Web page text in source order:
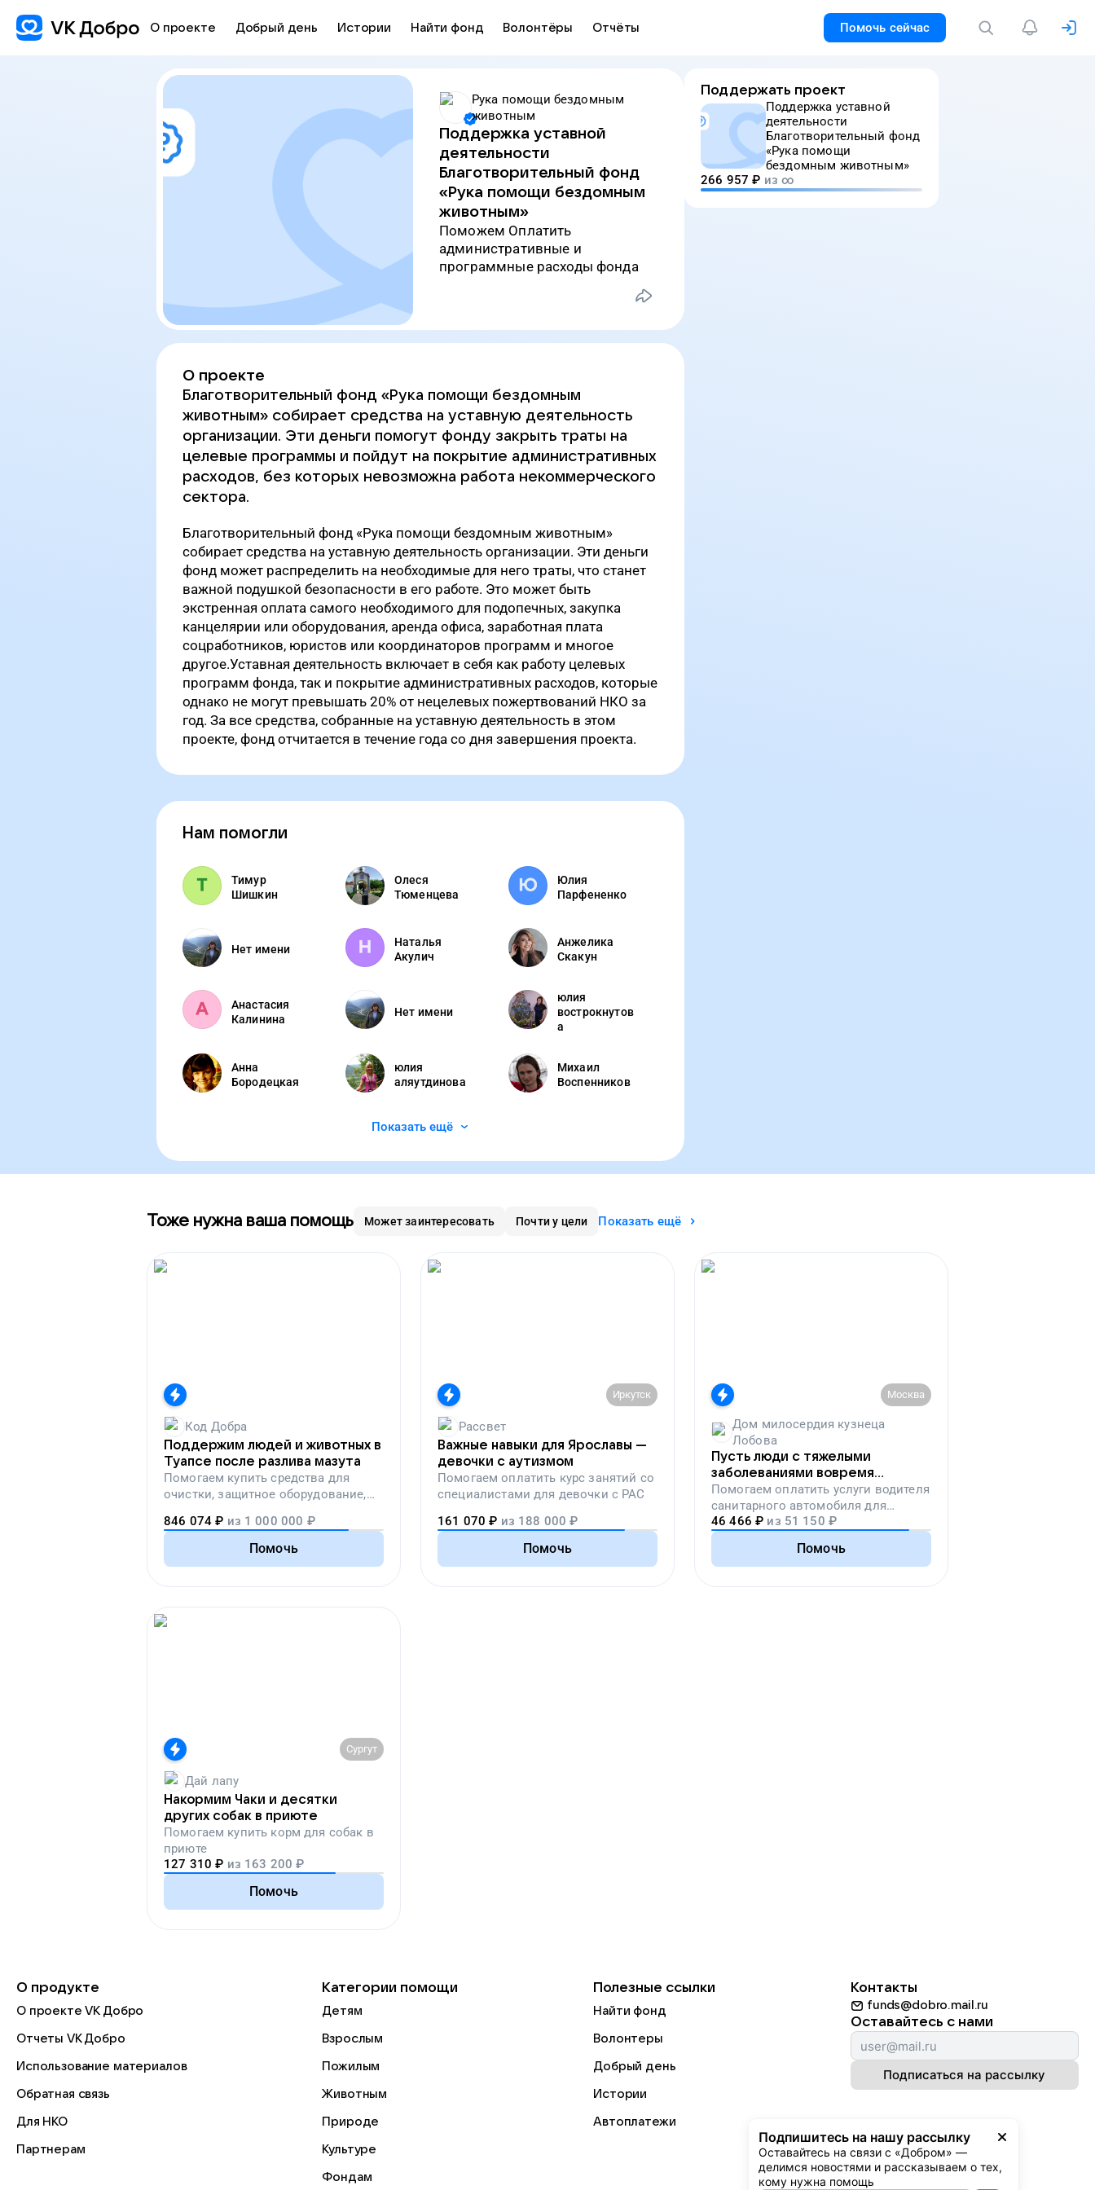
О проекте Добрый день Истории Найти фонд Волонтёры Отчёты Помочь сейчас
Рука помощи бездомным
животным
Поддержка уставной
деятельности
Благотворительный фонд
«Рука помощи бездомным
животным»
Поможем Оплатить
административные и
программные расходы фонда
О проекте
Благотворительный фонд «Рука помощи бездомным
животным» собирает средства на уставную деятельность
организации. Эти деньги помогут фонду закрыть траты на
целевые программы и пойдут на покрытие административных
расходов, без которых невозможна работа некоммерческого
сектора.
Благотворительный фонд «Рука помощи бездомным животным»
собирает средства на уставную деятельность организации. Эти деньги
фонд может распределить на необходимые для него траты, что станет
важной подушкой безопасности в его работе. Это может быть
экстренная оплата самого необходимого для подопечных, закупка
канцелярии или оборудования, аренда офиса, заработная плата
соцработников, юристов или координаторов программ и многое
другое.Уставная деятельность включает в себя как работу целевых
программ фонда, так и покрытие административных расходов, которые
однако не могут превышать 20% от нецелевых пожертвований НКО за
год. За все средства, собранные на уставную деятельность в этом
проекте, фонд отчитается в течение года со дня завершения проекта.
Нам помогли
Тимур
Шишкин
Олеся
Тюменцева
Юлия
Парфененко
Нет имени
Наталья
Акулич
Анжелика
Скакун
Анастасия
Калинина
Нет имени
юлия
вострокнутов
а
Анна
Бородецкая
юлия
аляутдинова
Михаил
Воспенников
Показать ещё
Поддержать проект
Поддержка уставной
деятельности
Благотворительный фонд
«Рука помощи
бездомным животным»
266 957 ₽ из ∞
Тоже нужна ваша помощь Может заинтересовать Почти у цели Показать ещё
Код Добра
Поддержим людей и животных в
Туапсе после разлива мазута
Помогаем купить средства для
очистки, защитное оборудование,
необходимости
846 074 ₽ из 1 000 000 ₽
Помочь
Иркутск
Рассвет
Важные навыки для Ярославы —
девочки с аутизмом
Помогаем оплатить курс занятий со
специалистами для девочки с РАС
161 070 ₽ из 188 000 ₽
Помочь
Москва
Дом милосердия кузнеца
Лобова
Пусть люди с тяжелыми
заболеваниями вовремя
попадут на лечение
Помогаем оплатить услуги водителя
санитарного автомобиля для
перевозки тяжелобольных людей
46 466 ₽ из 51 150 ₽
Помочь
Сургут
Дай лапу
Накормим Чаки и десятки
других собак в приюте
Помогаем купить корм для собак в
приюте
127 310 ₽ из 163 200 ₽
Помочь
Подпишитесь на нашу рассылку
Оставайтесь на связи с «Добром» —
делимся новостями и рассказываем о тех,
кому нужна помощь
О продукте
О проекте VK Добро
Отчеты VK Добро
Использование материалов
Обратная связь
Для НКО
Партнерам
Категории помощи
Детям
Взрослым
Пожилым
Животным
Природе
Культуре
Фондам
Полезные ссылки
Найти фонд
Волонтеры
Добрый день
Истории
Автоплатежи
Контакты
funds@dobro.mail.ru
Оставайтесь с нами
Подписаться на рассылку